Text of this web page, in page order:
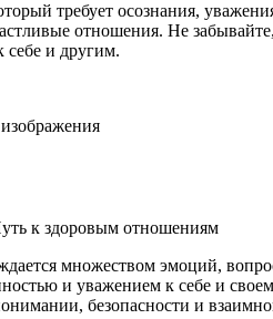
требует осознания,
отношения. Не
себе и другим.
к здоровым отношениям
множеством эмоций,
и уважением к себе и
имании, безопасности и